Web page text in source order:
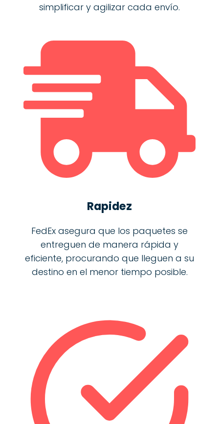
simplificar y agilizar cada envío.
Rapidez
FedEx asegura que los paquetes se
entreguen de manera rápida y
eficiente, procurando que lleguen a su
destino en el menor tiempo posible.